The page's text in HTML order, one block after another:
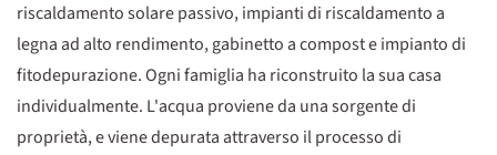
riscaldamento solare passivo, impianti di riscaldamento a
legna ad alto rendimento, gabinetto a compost e impianto di
fitodepurazione. Ogni famiglia ha riconstruito la sua casa
individualmente. L'acqua proviene da una sorgente di
proprietà, e viene depurata attraverso il processo di